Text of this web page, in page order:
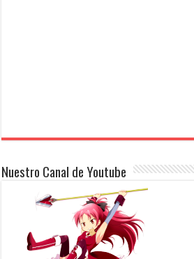
Nuestro Canal de Youtube